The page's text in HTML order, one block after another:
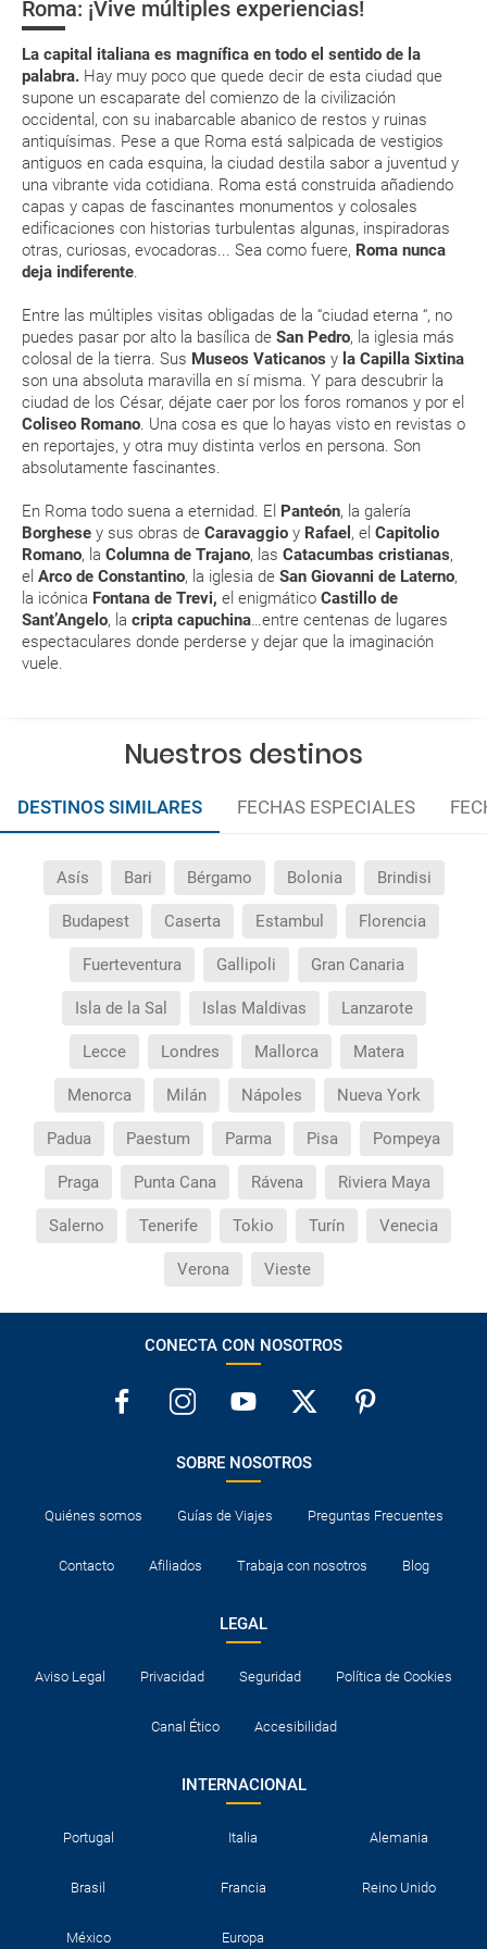
Roma: ¡Vive múltiples experiencias!
La capital italiana es magnífica en todo el sentido de la
palabra. Hay muy poco que quede decir de esta ciudad que
supone un escaparate del comienzo de la civilización
occidental, con su inabarcable abanico de restos y ruinas
antiquísimas. Pese a que Roma está salpicada de vestigios
antiguos en cada esquina, la ciudad destila sabor a juventud y
una vibrante vida cotidiana. Roma está construida añadiendo
capas y capas de fascinantes monumentos y colosales
edificaciones con historias turbulentas algunas, inspiradoras
otras, curiosas, evocadoras... Sea como fuere, Roma nunca
deja indiferente
Entre las múltiples visitas obligadas de la “ciudad eterna “, no
puedes pasar por alto la basílica de San Pedro, la iglesia más
colosal de la tierra. Sus Museos Vaticanos y la Capilla Sixtina
son una absoluta maravilla en sí misma. Y para descubrir la
ciudad de los César, déjate caer por los foros romanos y por el
Coliseo Romano . Una cosa es que lo hayas visto en revistas o
en reportajes, y otra muy distinta verlos en persona. Son
absolutamente fascinantes.
En Roma todo suena a eternidad. El Panteón, la galería
Borghese y sus obras de Caravaggio y Rafael , el Capitolio
Romano, la Columna de Trajano, las Catacumbas cristianas,
el Arco de Constantino, la iglesia de San Giovanni de Laterno,
la icónica Fontana de Trevi, el enigmático Castillo de
Sant’Angelo, la cripta capuchina …entre centenas de lugares
espectaculares donde perderse y dejar que la imaginación
vuele.
Moneda y tarjetas
Fiestas nacionales
in por su web.
a que muchas de ellas exigen la presentación de la tarjeta de embarque
(que deberás realizar a través de su web) para que no te carguen un
suplemento extra en el mismo aeropuerto.
En caso de tener que enviarte la documentación de un paquete
vacacional (Caribe, circuitos, tours...) te enviaremos la documentación
de tu reserva alrededor de 10 días antes de salida, la cual deberás
imprimir y llevar contigo en el viaje.
Esta documentación te será requerida en el mostrador de la compañía
aérea a la hora de realizar el check-in el día de la salida.
modificar una reserva del viaje? ¿Qué gastos puede
generar una anulación o modificación del viaje?
¿Qué caducidad debe tener mi pasaporte para ir
a...?
aeropuerto?
RESERVAR ¿Cómo puedo reservar un viaje de
paquete vacacional en la página web?
Al realizar la reserva, uno de los servicios ha
quedado de pendiente de confirmación ¿Cómo
¿Cómo sé si hay plazas disponibles en el viaje que
Si tengo los traslados incluidos, ¿dónde debo
¿Incluye algún seguro de viaje mi reserva?
¿Cuáles son las condiciones generales en las
¿Cuáles son los impuestos de entrada y salida del
al hotel o viceversa no ha aparecido?
precio de un adulto?
¿Cuántas veces debo imprimir el bono de los
Nuestros destinos
DESTINOS SIMILARES FECHAS ESPECIALES
Asís Bari Bérgamo Bolonia Brindisi
Budapest Caserta Estambul Florencia
Fuerteventura Gallipoli Gran Canaria
Isla de la Sal Islas Maldivas Lanzarote
Lecce Londres Mallorca Matera
Menorca Milán Nápoles Nueva York
Padua Paestum Parma Pisa Pompeya
Praga Punta Cana Rávena Riviera Maya
Salerno Tenerife Tokio Turín Venecia
Verona Vieste
CONECTA CON NOSOTROS
SOBRE NOSOTROS
Quiénes somos Guías de Viajes Preguntas Frecuentes
Contacto Afiliados Trabaja con nosotros Blog
LEGAL
Aviso Legal Privacidad Seguridad Política de Cookies
Canal Ético Accesibilidad
INTERNACIONAL
Portugal Italia Alemania
Brasil Francia Reino Unido
México Europa